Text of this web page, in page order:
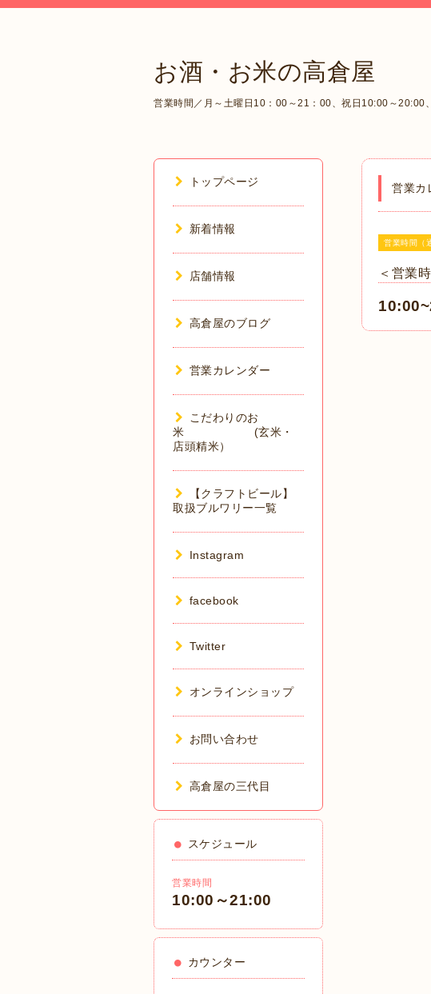
お酒・お米の高倉屋
営業時間／月～土曜日10：00～21：00、祝日10:00～20:00
営業カ
営業時間（
＜営業
トップページ
新着情報
店舗情報
高倉屋のブログ
営業カレンダー
こだわりのお
米 (玄米・
店頭精米）
【クラフトビール】
取扱ブルワリー一覧
Instagram
facebook
Twitter
オンラインショップ
お問い合わせ
高倉屋の三代目
スケジュール
営業時間
10:00～21:00
カウンター